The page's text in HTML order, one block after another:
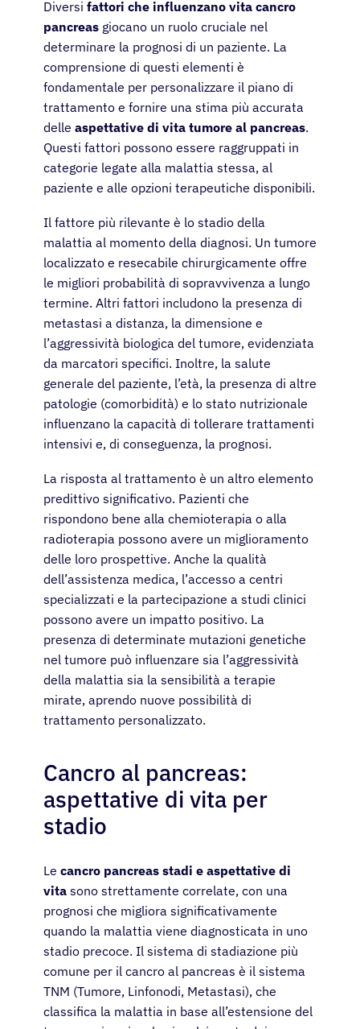
Diversi fattori che influenzano vita cancro
pancreas giocano un ruolo cruciale nel
determinare la prognosi di un paziente. La
comprensione di questi elementi è
fondamentale per personalizzare il piano di
trattamento e fornire una stima più accurata
delle aspettative di vita tumore al pancreas.
Questi fattori possono essere raggruppati in
categorie legate alla malattia stessa, al
paziente e alle opzioni terapeutiche disponibili.
Il fattore più rilevante è lo stadio della
malattia al momento della diagnosi. Un tumore
localizzato e resecabile chirurgicamente offre
le migliori probabilità di sopravvivenza a lungo
termine. Altri fattori includono la presenza di
metastasi a distanza, la dimensione e
l’aggressività biologica del tumore, evidenziata
da marcatori specifici. Inoltre, la salute
generale del paziente, l’età, la presenza di altre
patologie (comorbidità) e lo stato nutrizionale
influenzano la capacità di tollerare trattamenti
intensivi e, di conseguenza, la prognosi.
La risposta al trattamento è un altro elemento
predittivo significativo. Pazienti che
rispondono bene alla chemioterapia o alla
radioterapia possono avere un miglioramento
delle loro prospettive. Anche la qualità
dell’assistenza medica, l’accesso a centri
specializzati e la partecipazione a studi clinici
possono avere un impatto positivo. La
presenza di determinate mutazioni genetiche
nel tumore può influenzare sia l’aggressività
della malattia sia la sensibilità a terapie
mirate, aprendo nuove possibilità di
trattamento personalizzato.
Cancro al pancreas:
aspettative di vita per
stadio
Le cancro pancreas stadi e aspettative di
vita sono strettamente correlate, con una
prognosi che migliora significativamente
quando la malattia viene diagnosticata in uno
stadio precoce. Il sistema di stadiazione più
comune per il cancro al pancreas è il sistema
TNM (Tumore, Linfonodi, Metastasi), che
classifica la malattia in base all’estensione del